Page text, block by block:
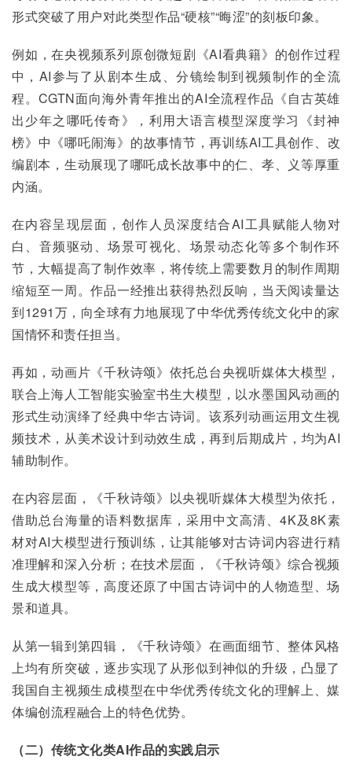
形式突破了用户对此类型作品“硬核”“晦涩”的刻板印象。
例如，在央视频系列原创微短剧《AI看典籍》的创作过程
中，AI参与了从剧本生成、分镜绘制到视频制作的全流
程。CGTN面向海外青年推出的AI全流程作品《自古英雄
出少年之哪吒传奇》，利用大语言模型深度学习《封神
榜》中《哪吒闹海》的故事情节，再训练AI工具创作、改
编剧本，生动展现了哪吒成长故事中的仁、孝、义等厚重
内涵。
在内容呈现层面，创作人员深度结合AI工具赋能人物对
白、音频驱动、场景可视化、场景动态化等多个制作环
节，大幅提高了制作效率，将传统上需要数月的制作周期
缩短至一周。作品一经推出获得热烈反响，当天阅读量达
到1291万，向全球有力地展现了中华优秀传统文化中的家
国情怀和责任担当。
再如，动画片《千秋诗颂》依托总台央视听媒体大模型，
联合上海人工智能实验室书生大模型，以水墨国风动画的
形式生动演绎了经典中华古诗词。该系列动画运用文生视
频技术，从美术设计到动效生成，再到后期成片，均为AI
辅助制作。
在内容层面，《千秋诗颂》以央视听媒体大模型为依托，
借助总台海量的语料数据库，采用中文高清、4K及8K素
材对AI大模型进行预训练，让其能够对古诗词内容进行精
准理解和深入分析；在技术层面，《千秋诗颂》综合视频
生成大模型等，高度还原了中国古诗词中的人物造型、场
景和道具。
从第一辑到第四辑，《千秋诗颂》在画面细节、整体风格
上均有所突破，逐步实现了从形似到神似的升级，凸显了
我国自主视频生成模型在中华优秀传统文化的理解上、媒
体编创流程融合上的特色优势。
（二）传统文化类AI作品的实践启示